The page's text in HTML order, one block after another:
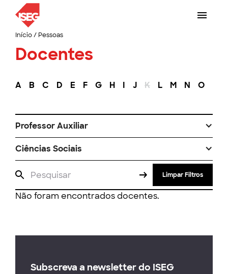
Início/ Pessoas
Docentes
A B C D E F G H I J K L M N O
Professor Auxiliar
Ciências Sociais
Limpar Filtros
Não foram encontrados docentes.
Subscreva a newsletter do ISEG